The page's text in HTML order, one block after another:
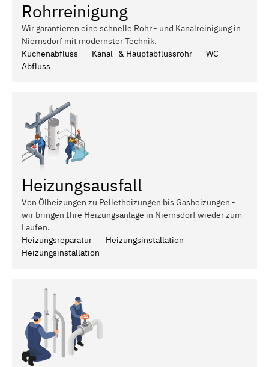
Rohrreinigung
Wir garantieren eine schnelle Rohr - und Kanalreinigung in
Niernsdorf mit modernster Technik.
Küchenabfluss
Kanal- & Hauptabflussrohr
WC-
Abfluss
Heizungsausfall
Von Ölheizungen zu Pelletheizungen bis Gasheizungen -
wir bringen Ihre Heizungsanlage in Niernsdorf wieder zum
Laufen.
Heizungsreparatur
Heizungsinstallation
Heizungsinstallation